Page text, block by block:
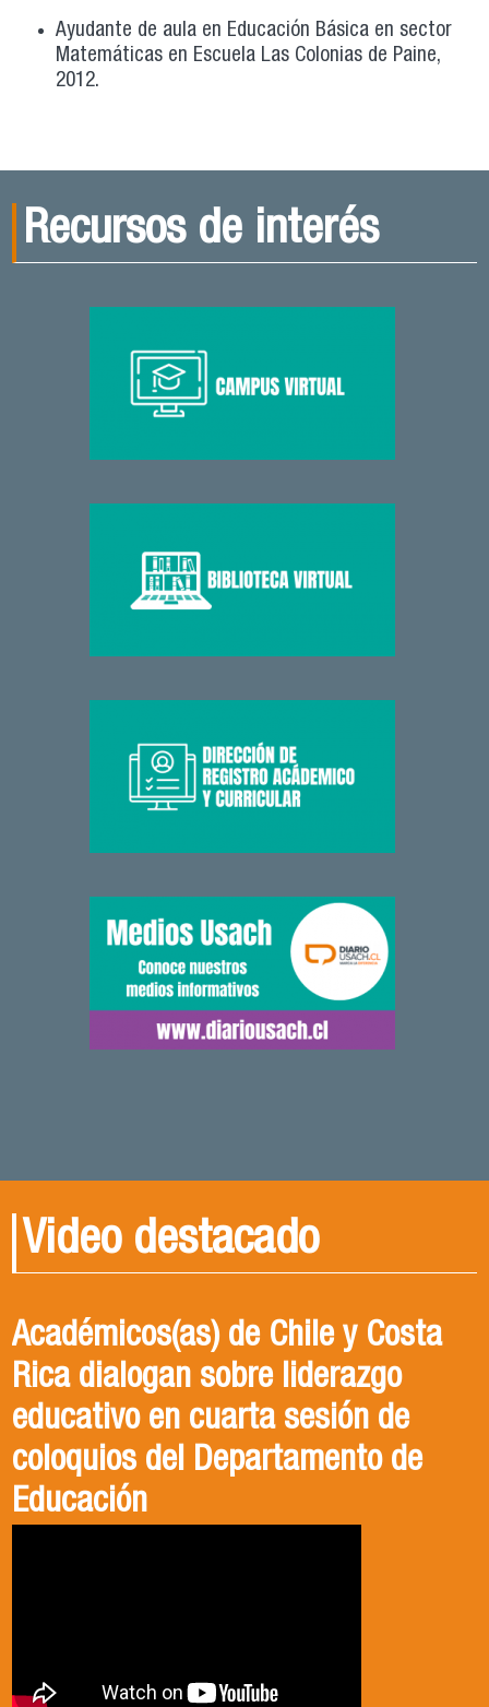
Ayudante de aula en Educación Básica en sector
Matemáticas en Escuela Las Colonias de Paine,
2012.
Recursos de interés
Video destacado
Académicos(as) de Chile y Costa
Rica dialogan sobre liderazgo
educativo en cuarta sesión de
coloquios del Departamento de
Educación